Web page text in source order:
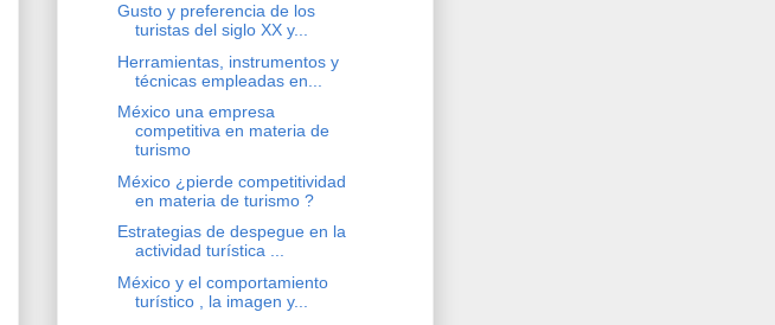
Gusto y preferencia de los
turistas del siglo XX y...
Herramientas, instrumentos y
técnicas empleadas en...
México una empresa
competitiva en materia de
turismo
México ¿pierde competitividad
en materia de turismo ?
Estrategias de despegue en la
actividad turística ...
México y el comportamiento
turístico , la imagen y...